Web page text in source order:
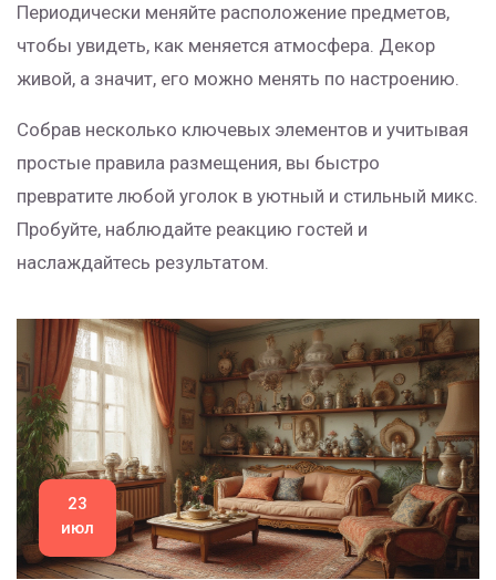
Периодически меняйте расположение предметов,
чтобы увидеть, как меняется атмосфера. Декор
живой, а значит, его можно менять по настроению.
Собрав несколько ключевых элементов и учитывая
простые правила размещения, вы быстро
превратите любой уголок в уютный и стильный микс.
Пробуйте, наблюдайте реакцию гостей и
наслаждайтесь результатом.
23
июл